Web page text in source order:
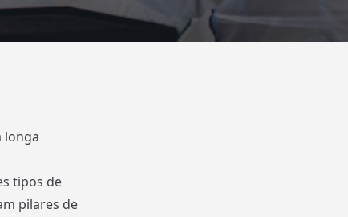
longa
tipos de
pilares de